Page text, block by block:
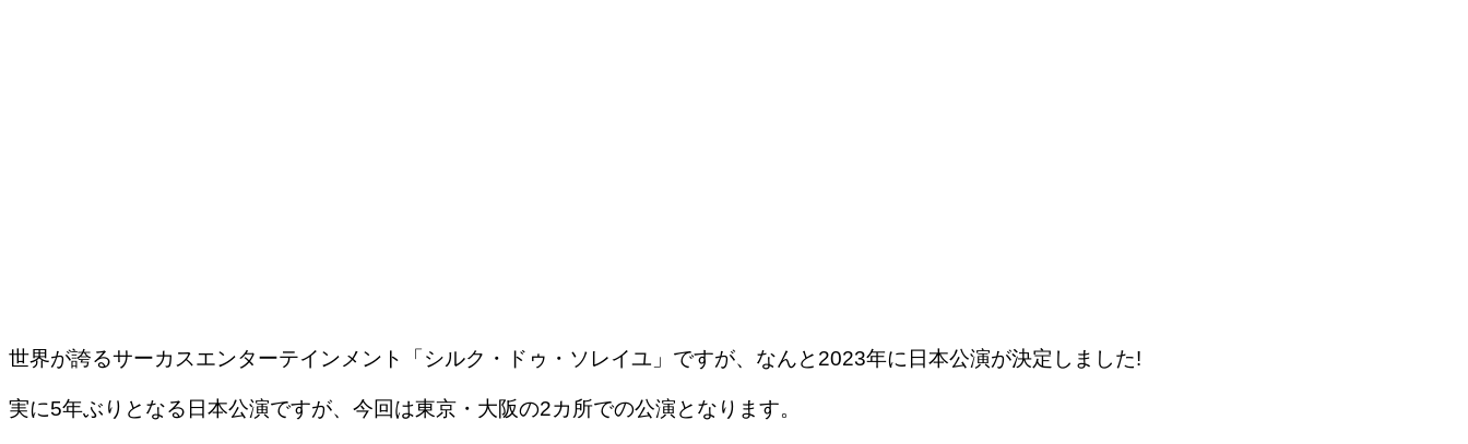
世界が誇るサーカスエンターテインメント「シルク・ドゥ・ソレイユ」ですが、なんと2023年に日本公演が決定しました!
実に5年ぶりとなる日本公演ですが、今回は東京・大阪の2カ所での公演となります。